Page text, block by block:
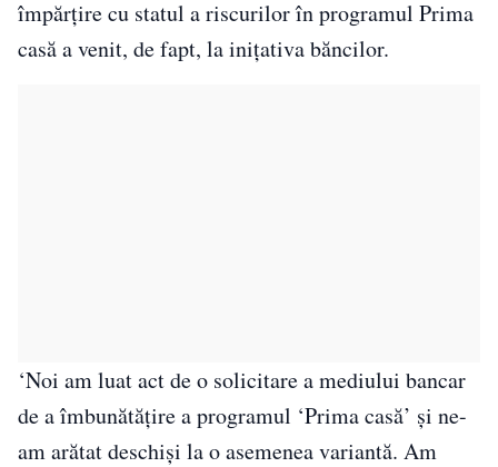
împărţire cu statul a riscurilor în programul Prima
casă a venit, de fapt, la iniţativa băncilor.
‘Noi am luat act de o solicitare a mediului bancar
de a îmbunătăţire a programul ‘Prima casă’ şi ne-
am arătat deschişi la o asemenea variantă. Am